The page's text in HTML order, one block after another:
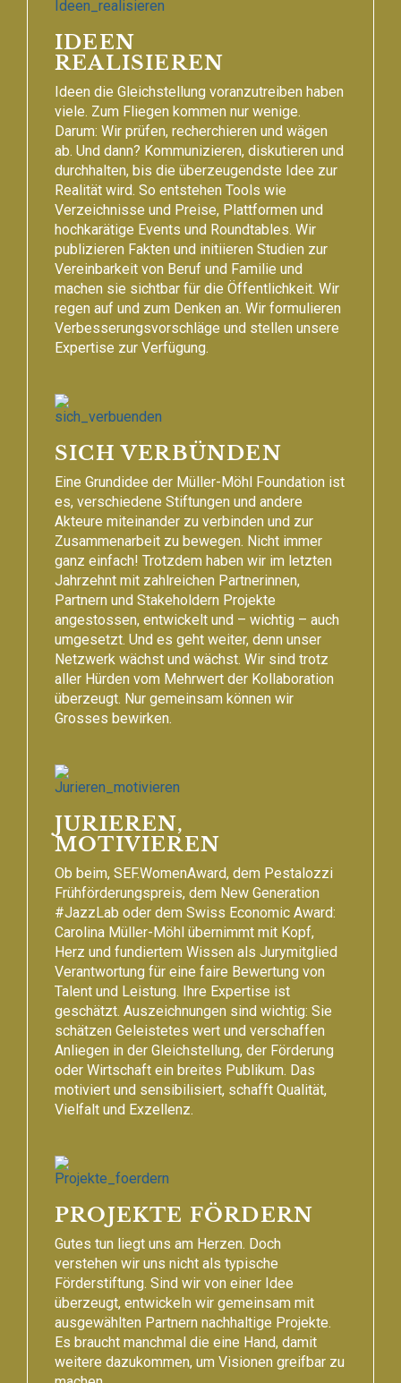
IDEEN
REALISIEREN
Ideen die Gleichstellung voranzutreiben haben
viele. Zum Fliegen kommen nur wenige.
Darum: Wir prüfen, recherchieren und wägen
ab. Und dann? Kommunizieren, diskutieren und
durchhalten, bis die überzeugendste Idee zur
Realität wird. So entstehen Tools wie
Verzeichnisse und Preise, Plattformen und
hochkarätige Events und Roundtables. Wir
publizieren Fakten und initiieren Studien zur
Vereinbarkeit von Beruf und Familie und
machen sie sichtbar für die Öffentlichkeit. Wir
regen auf und zum Denken an. Wir formulieren
Verbesserungsvorschläge und stellen unsere
Expertise zur Verfügung.
SICH VERBÜNDEN
Eine Grundidee der Müller-Möhl Foundation ist
es, verschiedene Stiftungen und andere
Akteure miteinander zu verbinden und zur
Zusammenarbeit zu bewegen. Nicht immer
ganz einfach! Trotzdem haben wir im letzten
Jahrzehnt mit zahlreichen Partnerinnen,
Partnern und Stakeholdern Projekte
angestossen, entwickelt und – wichtig – auch
umgesetzt. Und es geht weiter, denn unser
Netzwerk wächst und wächst. Wir sind trotz
aller Hürden vom Mehrwert der Kollaboration
überzeugt. Nur gemeinsam können wir
Grosses bewirken.
JURIEREN,
MOTIVIEREN
Ob beim, SEF.WomenAward, dem Pestalozzi
Frühförderungspreis, dem New Generation
#JazzLab oder dem Swiss Economic Award:
Carolina Müller-Möhl übernimmt mit Kopf,
Herz und fundiertem Wissen als Jurymitglied
Verantwortung für eine faire Bewertung von
Talent und Leistung. Ihre Expertise ist
geschätzt. Auszeichnungen sind wichtig: Sie
schätzen Geleistetes wert und verschaffen
Anliegen in der Gleichstellung, der Förderung
oder Wirtschaft ein breites Publikum. Das
motiviert und sensibilisiert, schafft Qualität,
Vielfalt und Exzellenz.
PROJEKTE FÖRDERN
Gutes tun liegt uns am Herzen. Doch
verstehen wir uns nicht als typische
Förderstiftung. Sind wir von einer Idee
überzeugt, entwickeln wir gemeinsam mit
ausgewählten Partnern nachhaltige Projekte.
Es braucht manchmal die eine Hand, damit
weitere dazukommen, um Visionen greifbar zu